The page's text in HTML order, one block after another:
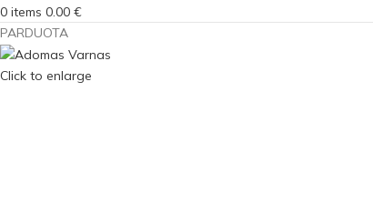
0 items 0.00 €
PARDUOTA
Click to enlarge